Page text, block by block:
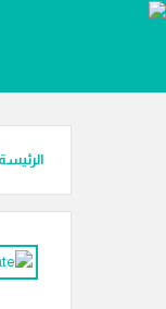
دليل
الرئيسة